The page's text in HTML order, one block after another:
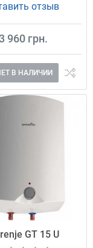
отзыв
960 грн.
В НАЛИЧИИ
GT 15 U